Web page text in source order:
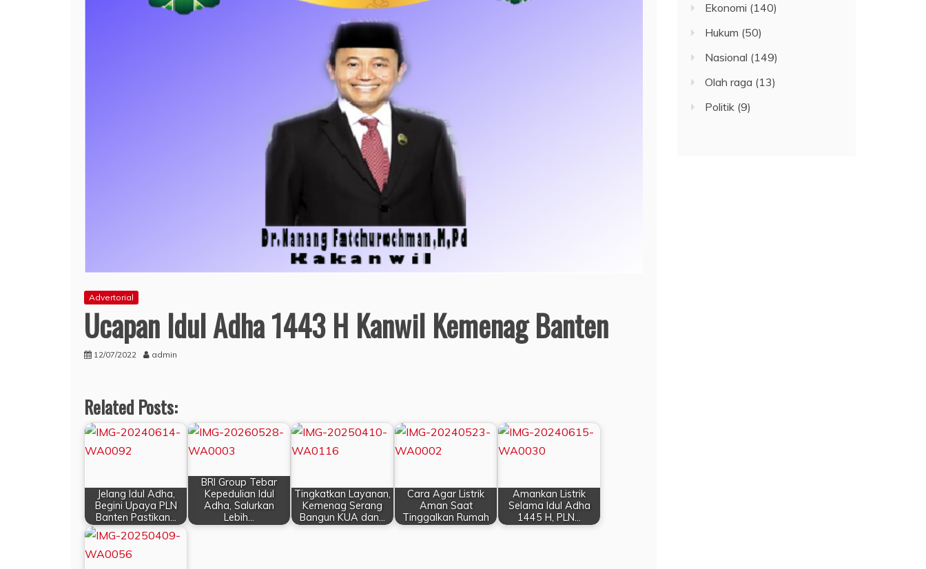
Advertorial
Ucapan Idul Adha 1443 H Kanwil Kemenag Banten
12/07/2022 admin
Related Posts:
Jelang Idul Adha,
Begini Upaya PLN
Banten Pastikan…
BRI Group Tebar
Kepedulian Idul
Adha, Salurkan
Lebih…
Tingkatkan Layanan,
Kemenag Serang
Bangun KUA dan…
Cara Agar Listrik
Aman Saat
Tinggalkan Rumah
Amankan Listrik
Selama Idul Adha
1445 H, PLN…
Ekonomi (140)
Hukum (50)
Nasional (149)
Olah raga (13)
Politik (9)